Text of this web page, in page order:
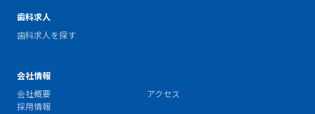
歯科求人
歯科求人を探す
会社情報
会社概要
アクセス
採用情報